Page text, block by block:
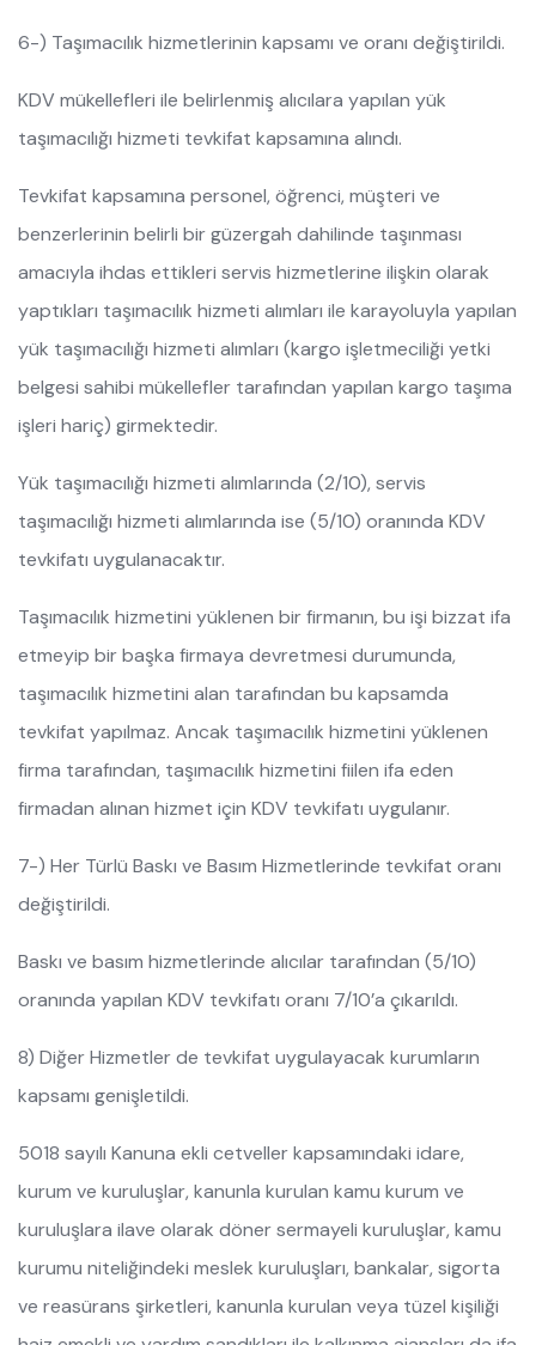
6-) Taşımacılık hizmetlerinin kapsamı ve oranı değiştirildi.
KDV mükellefleri ile belirlenmiş alıcılara yapılan yük
taşımacılığı hizmeti tevkifat kapsamına alındı.
Tevkifat kapsamına personel, öğrenci, müşteri ve
benzerlerinin belirli bir güzergah dahilinde taşınması
amacıyla ihdas ettikleri servis hizmetlerine ilişkin olarak
yaptıkları taşımacılık hizmeti alımları ile karayoluyla yapılan
yük taşımacılığı hizmeti alımları (kargo işletmeciliği yetki
belgesi sahibi mükellefler tarafından yapılan kargo taşıma
işleri hariç) girmektedir.
Yük taşımacılığı hizmeti alımlarında (2/10), servis
taşımacılığı hizmeti alımlarında ise (5/10) oranında KDV
tevkifatı uygulanacaktır.
Taşımacılık hizmetini yüklenen bir firmanın, bu işi bizzat ifa
etmeyip bir başka firmaya devretmesi durumunda,
taşımacılık hizmetini alan tarafından bu kapsamda
tevkifat yapılmaz. Ancak taşımacılık hizmetini yüklenen
firma tarafından, taşımacılık hizmetini fiilen ifa eden
firmadan alınan hizmet için KDV tevkifatı uygulanır.
7-) Her Türlü Baskı ve Basım Hizmetlerinde tevkifat oranı
değiştirildi.
Baskı ve basım hizmetlerinde alıcılar tarafından (5/10)
oranında yapılan KDV tevkifatı oranı 7/10’a çıkarıldı.
8) Diğer Hizmetler de tevkifat uygulayacak kurumların
kapsamı genişletildi.
5018 sayılı Kanuna ekli cetveller kapsamındaki idare,
kurum ve kuruluşlar, kanunla kurulan kamu kurum ve
kuruluşlara ilave olarak döner sermayeli kuruluşlar, kamu
kurumu niteliğindeki meslek kuruluşları, bankalar, sigorta
ve reasürans şirketleri, kanunla kurulan veya tüzel kişiliği